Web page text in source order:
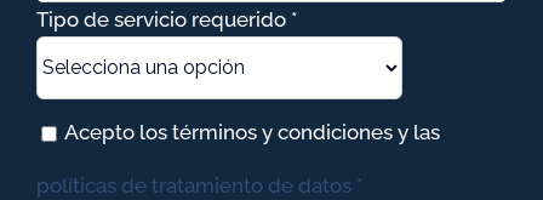
Tipo de servicio requerido *
Acepto los términos y condiciones y las
políticas de tratamiento de datos *